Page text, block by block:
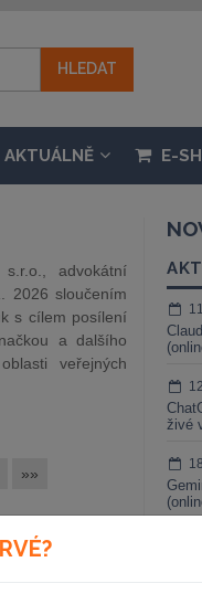
AKTUÁLNĚ E-
advokátní
2026 sloučením
s cílem posílení
a dalšího
veřejných
»»
zadávací
živé